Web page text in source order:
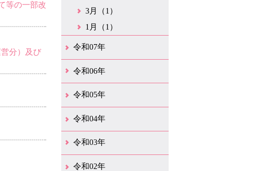
等の一部改
分）及び
3月（1）
1月（1）
令和07年
12月（1）
6月（2）
4月（1）
1月（2）
令和06年
12月（2）
9月（1）
1月（1）
令和05年
9月（1）
8月（1）
7月（1）
6月（2）
5月（1）
3月（1）
1月（1）
令和04年
10月（3）
9月（3）
8月（6）
7月（1）
6月（2）
3月（3）
令和03年
12月（1）
9月（2）
8月（7）
7月（3）
4月（1）
3月（1）
2月（1）
1月（2）
令和02年